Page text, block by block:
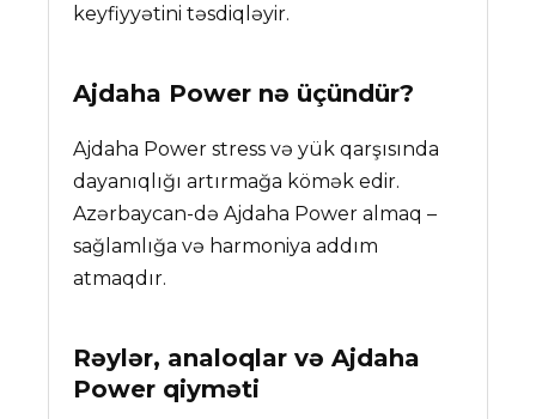
keyfiyyətini təsdiqləyir.
Ajdaha Power nə üçündür?
Ajdaha Power stress və yük qarşısında
dayanıqlığı artırmağa kömək edir.
Azərbaycan-də Ajdaha Power almaq –
sağlamlığa və harmoniya addım
atmaqdır.
Rəylər, analoqlar vəAjdaha
Power qiyməti